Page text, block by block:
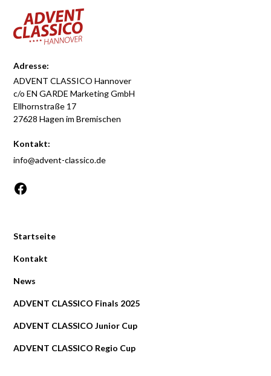
Adresse:
ADVENT CLASSICO Hannover
c/o EN GARDE Marketing GmbH
Ellhornstraße 17
27628 Hagen im Bremischen
Kontakt:
info@advent-classico.de
Startseite
Kontakt
News
ADVENT CLASSICO Finals 2025
ADVENT CLASSICO Junior Cup
ADVENT CLASSICO Regio Cup